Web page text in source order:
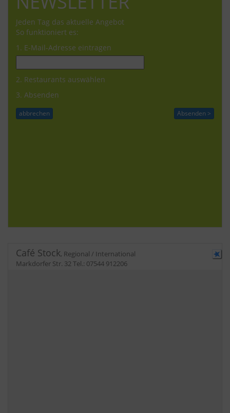
Jeden Tag das aktuelle Angebot
So funktioniert es:
1. E-Mail-Adresse eintragen
2. Restaurants auswählen
3. Absenden
Café Stock, Regional / International
Markdorfer Str. 32Tel.: 07544 912206